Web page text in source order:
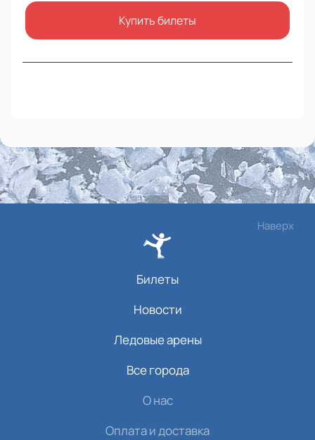
Купить билеты
Наверх
Билеты
Новости
Ледовые арены
Все города
О нас
Оплата и доставка